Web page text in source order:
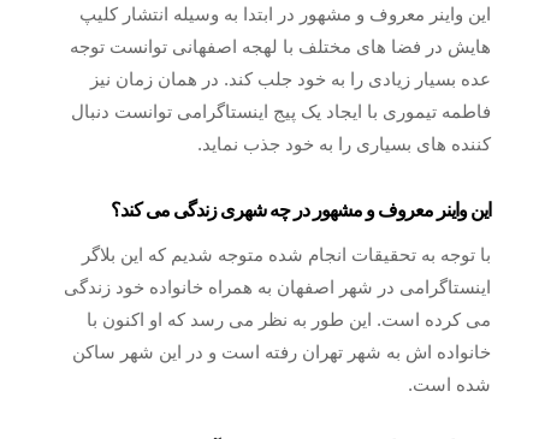
این واینر معروف و مشهور در ابتدا به وسیله انتشار کلیپ
هایش در فضا های مختلف با لهجه اصفهانی توانست توجه
عده بسیار زیادی را به خود جلب کند. در همان زمان نیز
فاطمه تیموری با ایجاد یک پیج اینستاگرامی توانست دنبال
کننده های بسیاری را به خود جذب نماید.
این واینر معروف و مشهور در چه شهری زندگی می کند؟
با توجه به تحقیقات انجام شده متوجه شدیم که این بلاگر
اینستاگرامی در شهر اصفهان به همراه خانواده خود زندگی
می کرده است. این طور به نظر می رسد که او اکنون با
خانواده اش به شهر تهران رفته است و در این شهر ساکن
شده است.